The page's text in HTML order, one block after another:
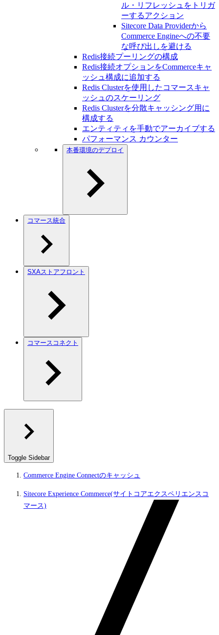
ル・リフレッシュをトリガ
ーするアクション
Sitecore Data Providerから
Commerce Engineへの不要
な呼び出しを避ける
Redis接続プーリングの構成
Redis接続オプションをCommerceキャ
ッシュ構成に追加する
Redis Clusterを使用したコマースキャ
ッシュのスケーリング
Redis Clusterを分散キャッシング用に
構成する
エンティティを手動でアーカイブする
パフォーマンス カウンター
本番環境のデプロイ
コマース統合
SXAストアフロント
コマースコネクト
Toggle Sidebar
Commerce Engine Connectのキャッシュ
Sitecore Experience Commerce(サイトコアエクスペリエンスコ
マース)